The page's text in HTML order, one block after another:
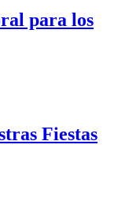
para los
Fiestas